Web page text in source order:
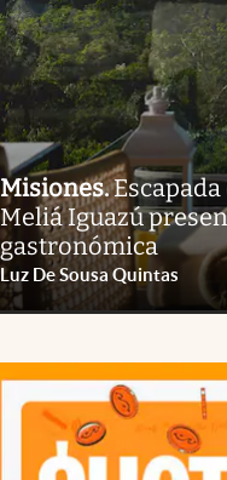
Misiones.
Meliá Iguazú
gastronómica
Luz De Sousa Quintas